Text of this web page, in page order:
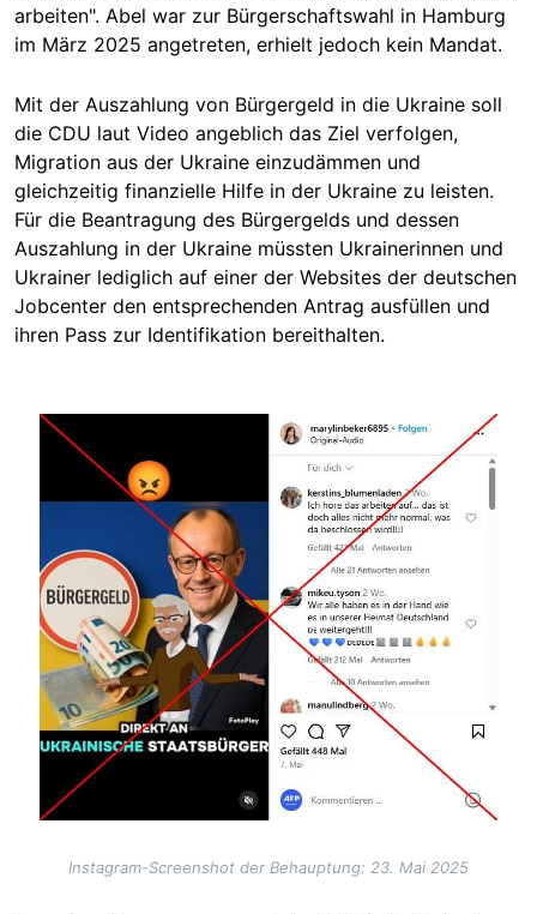
arbeiten". Abel war zur Bürgerschaftswahl in Hamburg
im März 2025 angetreten, erhielt jedoch kein Mandat.
Mit der Auszahlung von Bürgergeld in die Ukraine soll
die CDU laut Video angeblich das Ziel verfolgen,
Migration aus der Ukraine einzudämmen und
gleichzeitig finanzielle Hilfe in der Ukraine zu leisten.
Für die Beantragung des Bürgergelds und dessen
Auszahlung in der Ukraine müssten Ukrainerinnen und
Ukrainer lediglich auf einer der Websites der deutschen
Jobcenter den entsprechenden Antrag ausfüllen und
ihren Pass zur Identifikation bereithalten.
Image
Instagram-Screenshot der Behauptung: 23. Mai 2025